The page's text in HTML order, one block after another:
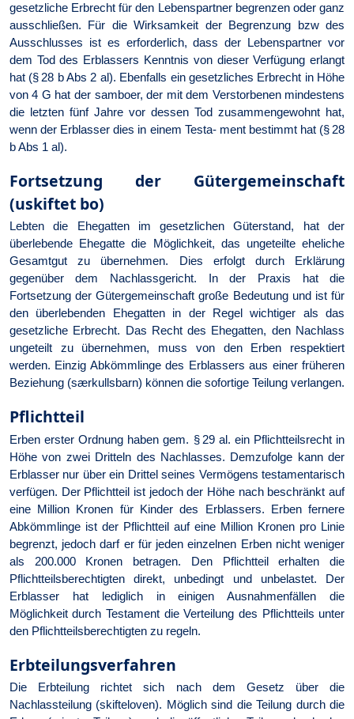
gesetzliche Erbrecht für den Lebenspartner begrenzen oder ganz
ausschließen. Für die Wirksamkeit der Begrenzung bzw des
Ausschlusses ist es erforderlich, dass der Lebenspartner vor
dem Tod des Erblassers Kenntnis von dieser Verfügung erlangt
hat (§ 28 b Abs 2 al). Ebenfalls ein gesetzliches Erbrecht in Höhe
von 4 G hat der samboer, der mit dem Verstorbenen mindestens
die letzten fünf Jahre vor dessen Tod zusammengewohnt hat,
wenn der Erblasser dies in einem Testa- ment bestimmt hat (§ 28
b Abs 1 al).
Fortsetzung der Gütergemeinschaft
(uskiftet bo)
Lebten die Ehegatten im gesetzlichen Güterstand, hat der
überlebende Ehegatte die Möglichkeit, das ungeteilte eheliche
Gesamtgut zu übernehmen. Dies erfolgt durch Erklärung
gegenüber dem Nachlassgericht. In der Praxis hat die
Fortsetzung der Gütergemeinschaft große Bedeutung und ist für
den überlebenden Ehegatten in der Regel wichtiger als das
gesetzliche Erbrecht. Das Recht des Ehegatten, den Nachlass
ungeteilt zu übernehmen, muss von den Erben respektiert
werden. Einzig Abkömmlinge des Erblassers aus einer früheren
Beziehung (særkullsbarn) können die sofortige Teilung verlangen.
Pflichtteil
Erben erster Ordnung haben gem. § 29 al. ein Pflichtteilsrecht in
Höhe von zwei Dritteln des Nachlasses. Demzufolge kann der
Erblasser nur über ein Drittel seines Vermögens testamentarisch
verfügen. Der Pflichtteil ist jedoch der Höhe nach beschränkt auf
eine Million Kronen für Kinder des Erblassers. Erben fernere
Abkömmlinge ist der Pflichtteil auf eine Million Kronen pro Linie
begrenzt, jedoch darf er für jeden einzelnen Erben nicht weniger
als 200.000 Kronen betragen. Den Pflichtteil erhalten die
Pflichtteilsberechtigten direkt, unbedingt und unbelastet. Der
Erblasser hat lediglich in einigen Ausnahmenfällen die
Möglichkeit durch Testament die Verteilung des Pflichtteils unter
den Pflichtteilsberechtigten zu regeln.
Erbteilungsverfahren
Die Erbteilung richtet sich nach dem Gesetz über die
Nachlassteilung (skifteloven). Möglich sind die Teilung durch die